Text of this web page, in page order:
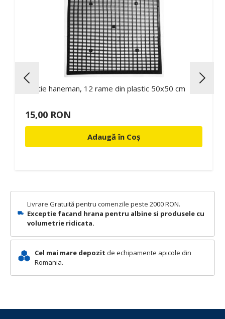
Livrare Gratuită pentru comenzile peste 2000 RON.
Exceptie facand hrana pentru albine si produsele cu
volumetrie ridicata.
Cel mai mare depozit de echipamente apicole din
Romania.
Gratie haneman, 12 rame din plastic 50x50 cm
15,00 RON
Adaugă în Coș